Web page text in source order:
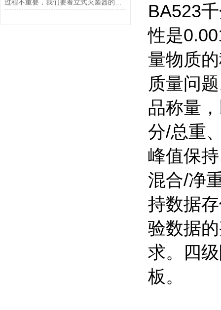
BA523
性是
量物质
质量问
品称量
分/总重
峰值保
混合/净
持数据
验数据
求。四
板。